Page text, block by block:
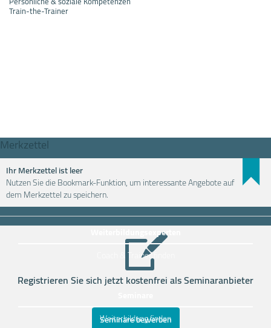
Train-the-Trainer
Merkzettel
Ihr Merkzettel ist leer
Nutzen Sie die Bookmark-Funktion, um interessante Angebote auf
dem Merkzettel zu speichern.
Registrieren Sie sich jetzt kostenfrei als Seminaranbieter
Seminare bewerben
Weiterbildung einfach finden
Weiterbildungsexperten
Coach & Trainer finden
Weiterbildung finden